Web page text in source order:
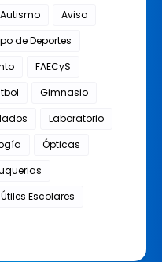
Autismo
Aviso
de Deportes
FAECyS
Gimnasio
Laboratorio
Ópticas
Útiles Escolares